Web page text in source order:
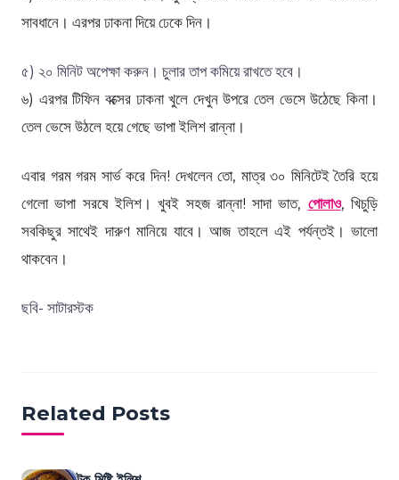
সাবধানে। এরপর ঢাকনা দিয়ে ঢেকে দিন।
৫) ২০ মিনিট অপেক্ষা করুন। চুলার তাপ কমিয়ে রাখতে হবে।
৬) এরপর টিফিন বক্সের ঢাকনা খুলে দেখুন উপরে তেল ভেসে উঠেছে কিনা।
তেল ভেসে উঠলে হয়ে গেছে ভাপা ইলিশ রান্না।
এবার গরম গরম সার্ভ করে দিন! দেখলেন তো, মাত্র ৩০ মিনিটেই তৈরি হয়ে
গেলো ভাপা সরষে ইলিশ। খুবই সহজ রান্না! সাদা ভাত, পোলাও, খিচুড়ি
সবকিছুর সাথেই দারুণ মানিয়ে যাবে। আজ তাহলে এই পর্যন্তই। ভালো
থাকবেন।
ছবি- সাটারস্টক
Related Posts